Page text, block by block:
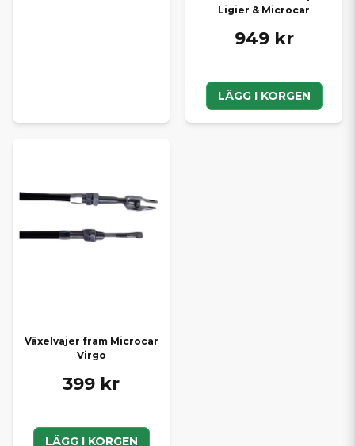
Ligier & Microcar
949 kr
LÄGG I KORGEN
Växelvajer fram Microcar
Virgo
399 kr
LÄGG I KORGEN